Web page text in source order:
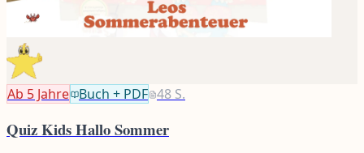
Ab 5 Jahre Buch + PDF 48 S.
Quiz Kids Hallo Sommer